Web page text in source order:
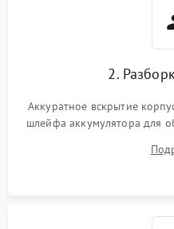
2.
Аккуратное вскрытие
шлейфа аккумулятора для
высохшей